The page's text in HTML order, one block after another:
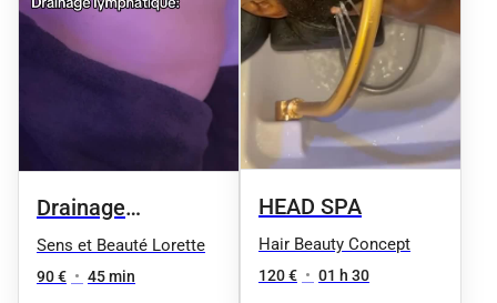
Drainage
lymphatique
Sens et Beauté Lorette
90 € • 45 min
HEAD SPA
Hair Beauty Concept
120 € • 01 h 30